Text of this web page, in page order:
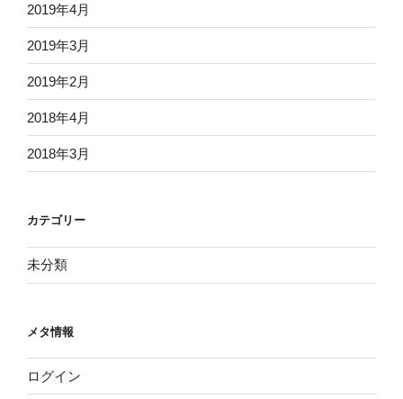
2019年4月
2019年3月
2019年2月
2018年4月
2018年3月
カテゴリー
未分類
メタ情報
ログイン